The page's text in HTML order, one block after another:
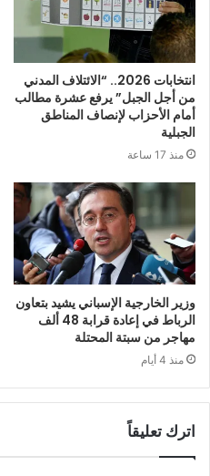
انتخابات 2026.. “الائتلاف المدني
من أجل الجبل” يرفع عشرة مطالب
أمام الأحزاب لإنصاف المناطق
الجبلية
منذ 17 ساعة
وزير الخارجية الإسباني يشيد بتعاون
الرباط في إعادة قرابة 48 ألف
مهاجر من سبتة المحتلة
منذ 4 أيام
اترك تعليقاً